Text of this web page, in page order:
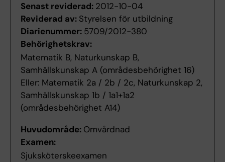
Senast reviderad: 2012-10-04
Reviderad av: Styrelsen för utbildning
Diarienummer: 5709/2012-380
Behörighetskrav:
Matematik B, Naturkunskap B,
Samhällskunskap A (områdesbehörighet 16)
Eller: Matematik 2a / 2b / 2c, Naturkunskap 2,
Samhällskunskap 1b / 1a1+1a2
(områdesbehörighet A14)
Huvudområde: Omvårdnad
Examen:
Sjuksköterskeexamen